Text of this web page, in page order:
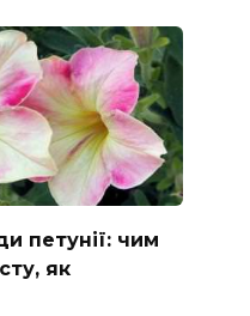
петунії: чим
як